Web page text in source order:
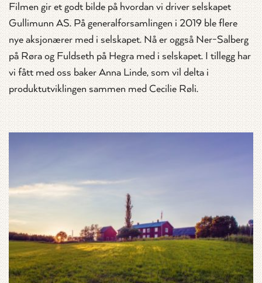
Filmen gir et godt bilde på hvordan vi driver selskapet
Gullimunn AS. På generalforsamlingen i 2019 ble flere
nye aksjonærer med i selskapet. Nå er oggså Ner-Salberg
på Røra og Fuldseth på Hegra med i selskapet. I tillegg har
vi fått med oss baker Anna Linde, som vil delta i
produktutviklingen sammen med Cecilie Røli.